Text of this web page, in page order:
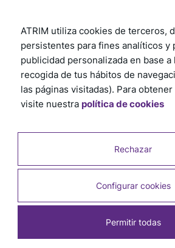
ATRIM utiliza cookies de terceros,
persistentes para fines analíticos y
publicidad personalizada en base a
recogida de tus hábitos de
las páginas visitadas). Para
visite nuestra política de cookies
Rechazar
Configurar cookies
Permitir todas